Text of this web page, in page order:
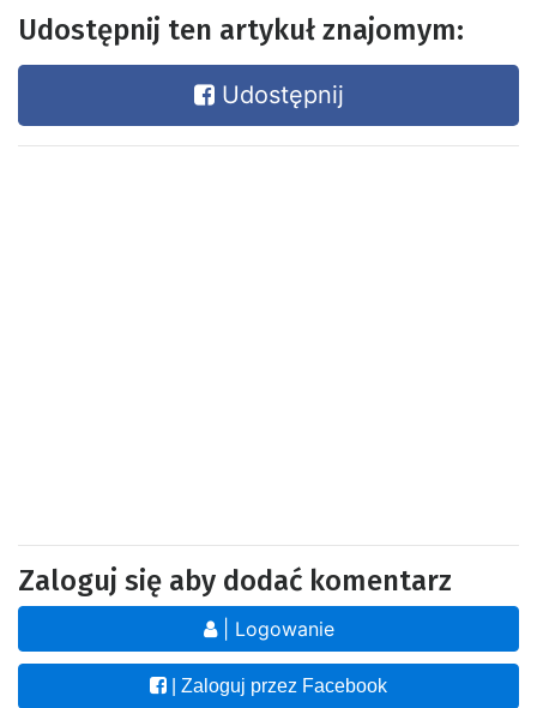
Udostępnij ten artykuł znajomym:
Udostępnij
Zaloguj się aby dodać komentarz
| Logowanie
| Zaloguj przez Facebook